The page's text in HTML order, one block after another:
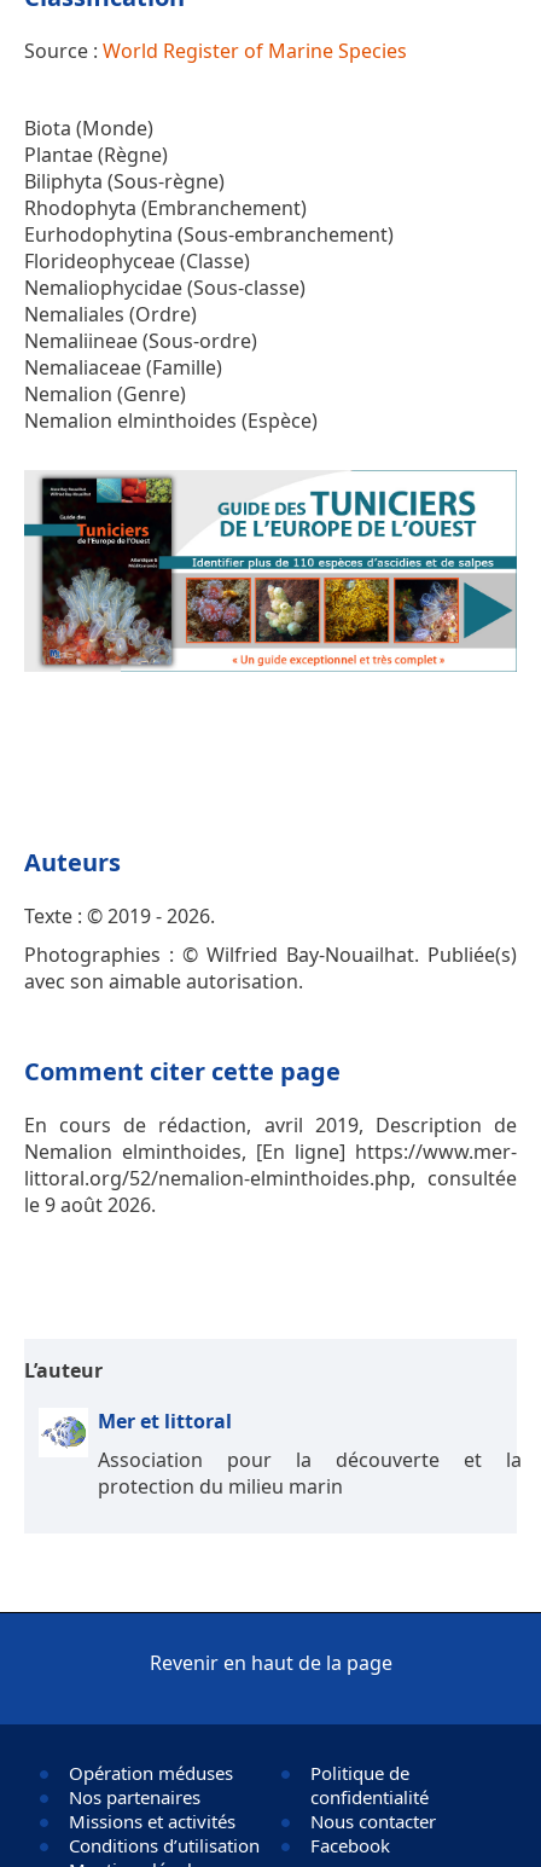
Source : World Register of Marine Species
Biota (Monde)
Plantae (Règne)
Biliphyta (Sous-règne)
Rhodophyta (Embranchement)
Eurhodophytina (Sous-embranchement)
Florideophyceae (Classe)
Nemaliophycidae (Sous-classe)
Nemaliales (Ordre)
Nemaliineae (Sous-ordre)
Nemaliaceae (Famille)
Nemalion (Genre)
Nemalion elminthoides (Espèce)
Auteurs
Texte : © 2019 - 2026.
Photographies : © Wilfried Bay-Nouailhat. Publiée(s)
avec son aimable autorisation.
Comment citer cette page
En cours de rédaction, avril 2019, Description de
Nemalion elminthoides, [En ligne] https://www.mer-
littoral.org/52/nemalion-elminthoides.php, consultée
le 9 août 2026.
L’auteur
Mer et littoral
Association pour la découverte et la
protection du milieu marin
Revenir en haut de la page
Opération méduses
Nos partenaires
Missions et activités
Conditions d’utilisation
Politique de
confidentialité
Nous contacter
Facebook